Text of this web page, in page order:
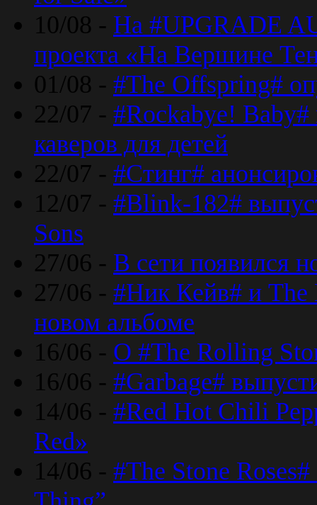
10/08 - На #UPGRADE
проекта «На Вершине
01/08 - #The Offspring#
22/07 - #Rockabye!
каверов для детей
22/07 - #Стинг#
12/07 - #Blink-182#
Sons
27/06 - В сети появился
27/06 - #Ник Кейв# и The
новом альбоме
16/06 - О #The Rolling
16/06 - #Garbage#
14/06 - #Red Hot Chili
Red»
14/06 - #The Stone